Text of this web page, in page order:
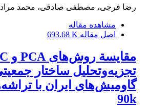
رضا فرجی، مصطفی صادقی، محمد
مشاهده مقاله
اصل مقاله 693.68 K
تجزیه‌وتحلیل ساختار
گاومیش‌های ایران با
90k